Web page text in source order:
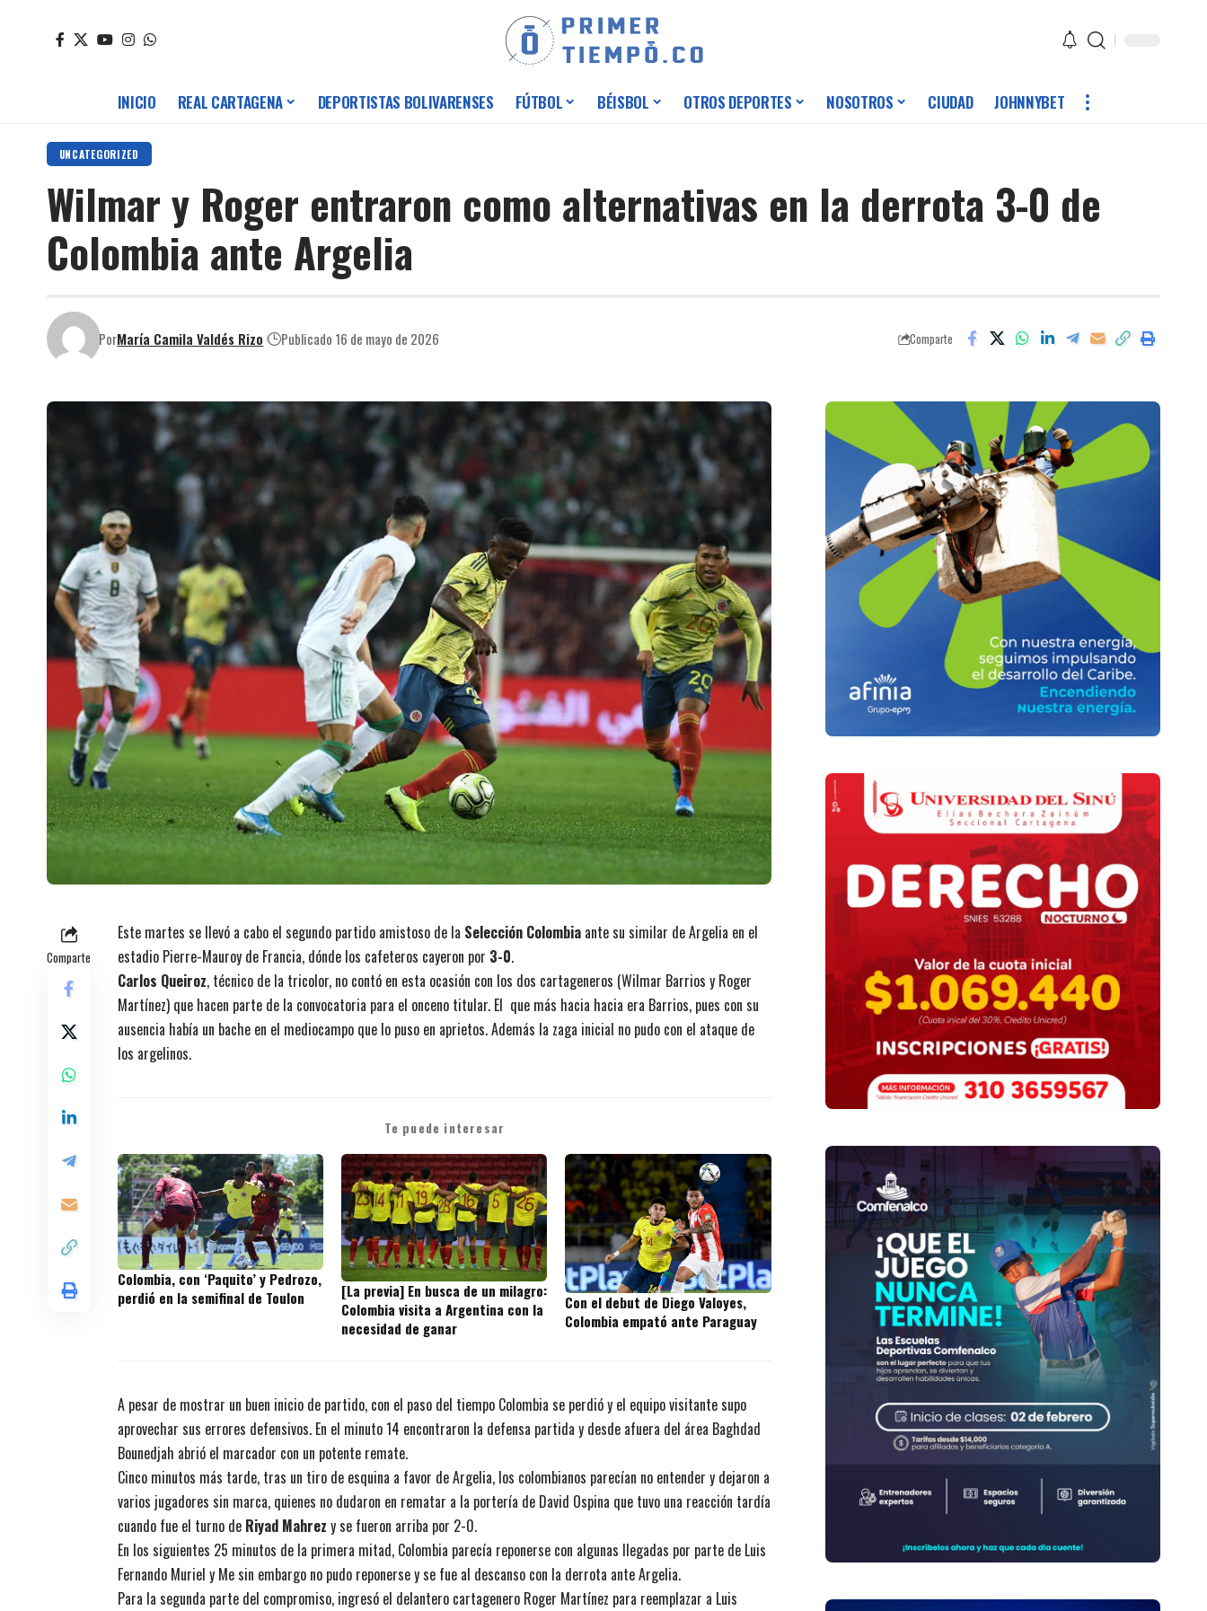
INICIO REAL CARTAGENA DEPORTISTAS BOLIVARENSES FÚTBOL BÉISBOL OTROS DEPORTES NOSOTROS CIUDAD JOHNNYBET
UNCATEGORIZED
Wilmar y Roger entraron como alternativas en la derrota 3-0 de
Colombia ante Argelia
PorMaría Camila Valdés Rizo Publicado 16 de mayo de 2026 Comparte
Comparte
Este martes se llevó a cabo el segundo partido amistoso de la Selección Colombia ante su similar de Argelia en el
estadio Pierre-Mauroy de Francia, dónde los cafeteros cayeron por 3-0.
Carlos Queiroz, técnico de la tricolor, no contó en esta ocasión con los dos cartageneros (Wilmar Barrios y Roger
Martínez) que hacen parte de la convocatoria para el onceno titular. El que más hacia hacia era Barrios, pues con su
ausencia había un bache en el mediocampo que lo puso en aprietos. Además la zaga inicial no pudo con el ataque de
los argelinos.
Te puede interesar
Colombia, con ‘Paquito’ y Pedrozo,
perdió en la semifinal de Toulon
[La previa] En busca de un milagro:
Colombia visita a Argentina con la
necesidad de ganar
Con el debut de Diego Valoyes,
Colombia empató ante Paraguay
A pesar de mostrar un buen inicio de partido, con el paso del tiempo Colombia se perdió y el equipo visitante supo
aprovechar sus errores defensivos. En el minuto 14 encontraron la defensa partida y desde afuera del área Baghdad
Bounedjah abrió el marcador con un potente remate.
Cinco minutos más tarde, tras un tiro de esquina a favor de Argelia, los colombianos parecían no entender y dejaron a
varios jugadores sin marca, quienes no dudaron en rematar a la portería de David Ospina que tuvo una reacción tardía
cuando fue el turno de Riyad Mahrez y se fueron arriba por 2-0.
En los siguientes 25 minutos de la primera mitad, Colombia parecía reponerse con algunas llegadas por parte de Luis
Fernando Muriel y Me sin embargo no pudo reponerse y se fue al descanso con la derrota ante Argelia.
Para la segunda parte del compromiso, ingresó el delantero cartagenero Roger Martínez para reemplazar a Luis